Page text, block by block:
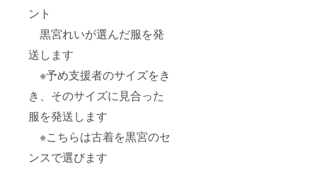
ント
黒宮れいが選んだ服を発
送します
※予め支援者のサイズをき
き、そのサイズに見合った
服を発送します
※こちらは古着を黒宮のセ
ンスで選びます